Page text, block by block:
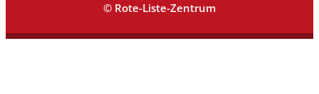
© Rote-Liste-Zentrum